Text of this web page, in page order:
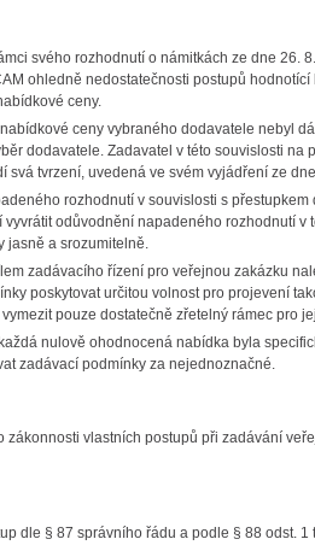
svého rozhodnutí o námitkách ze dne 26.
ohledně nedostatečnosti postupů
ceny.
ceny vybraného dodavatele nebyl
dodavatele. Zadavatel v této souvislosti na
tvrzení, uvedená ve svém vyjádření ze
rozhodnutí v souvislosti s
odůvodnění napadeného rozhodnutí v
jasně a srozumitelně.
zadávacího řízení pro veřejnou zakázku
poskytovat určitou volnost pro projevení
pouze dostatečně zřetelný rámec pro
nulově ohodnocená nabídka byla
zadávací podmínky za nejednoznačné.
vlastních postupů při zadávání
dle § 87 správního řádu a podle § 88 odst. 1